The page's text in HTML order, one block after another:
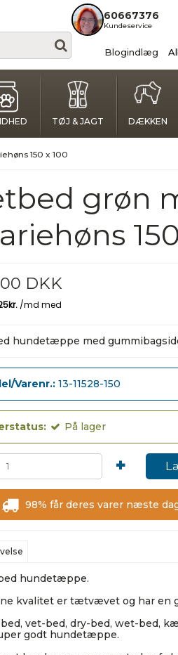
60667376
Kundeservice
Blogindlæg
TØJ & JAGT DÆKKEN
150 x 100
grøn
DKK
hundetæppe med
Varenr.: 13-11528-150
På lager
+
98% får deres varer næste
hundetæppe.
kvalitet er tætvævet og har en
vet-bed, dry-bed, wet-bed,
godt hundetæppe.